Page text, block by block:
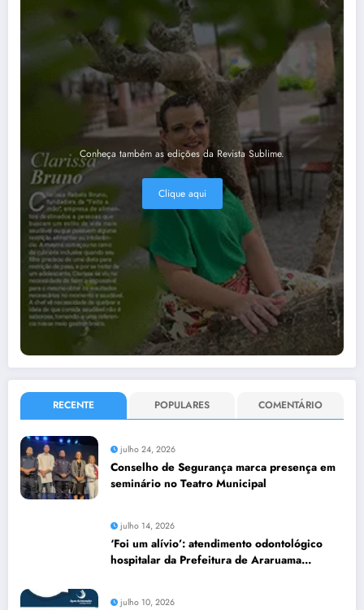
Conheça também as edições da Revista Sublime.
Clique aqui
RECENTE POPULARES COMENTÁRIO
julho 24, 2026
Conselho de Segurança marca presença em
seminário no Teatro Municipal
julho 14, 2026
‘Foi um alívio’: atendimento odontológico
hospitalar da Prefeitura de Araruama
julho 10, 2026